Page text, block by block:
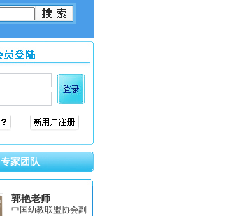
专家团队
郭艳老师
中国幼教联盟协会副